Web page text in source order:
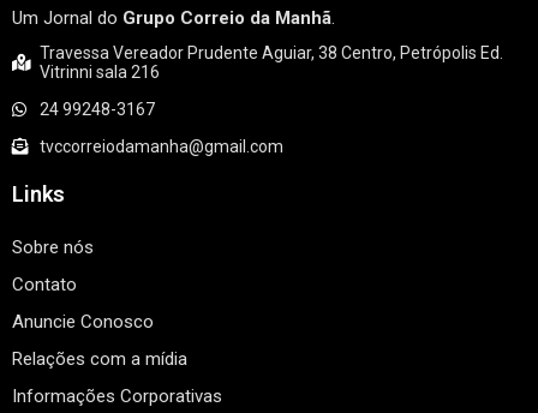
Um Jornal do Grupo Correio da Manhã.
Travessa Vereador Prudente Aguiar, 38 Centro, Petrópolis Ed.
Vitrinni sala 216
24 99248-3167
tvccorreiodamanha@gmail.com
Links
Sobre nós
Contato
Anuncie Conosco
Relações com a mídia
Informações Corporativas